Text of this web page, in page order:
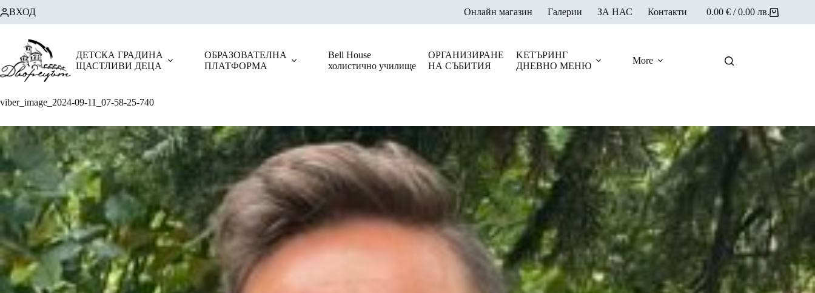
to
content
ВХОД Онлайн магазин Галерии ЗА НАС Контакти
Shopping
cart
0.00 € / 0.00 лв.
ДЕТСКА ГРАДИНА
ЩАСТЛИВИ ДЕЦА
ОБРАЗОВАТЕЛНА
ПЛАТФОРМА
Bell House
холистично училище
ОРГАНИЗИРАНЕ
НА СЪБИТИЯ
KЕТЪРИНГ
ДНЕВНО МЕНЮ
More
viber_image_2024-09-11_07-58-25-740